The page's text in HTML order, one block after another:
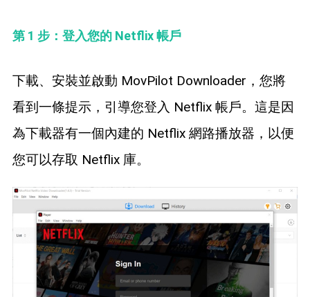
第 1 步：登入您的 Netflix 帳戶
下載、安裝並啟動 MovPilot Downloader，您將
看到一條提示，引導您登入 Netflix 帳戶。這是因
為下載器有一個內建的 Netflix 網路播放器，以便
您可以存取 Netflix 庫。